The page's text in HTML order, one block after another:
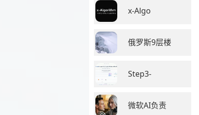
x-Algo
俄罗斯9层楼
Step3-
微软AI负责